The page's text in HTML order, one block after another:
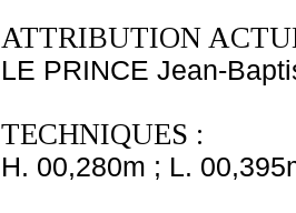
ATTRIBUTION
LE PRINCE Jean-
TECHNIQUES :
H. 00,280m ; L.